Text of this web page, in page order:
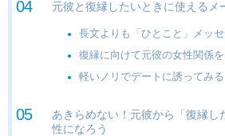
元彼と復縁したいときに使えるメ
長文よりも「ひとこと」メッ
復縁に向けて元彼の女性関係
軽いノリでデートに誘ってみる
あきらめない！元彼から「復縁し
性になろう